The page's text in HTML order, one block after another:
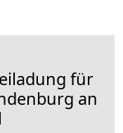
für
an